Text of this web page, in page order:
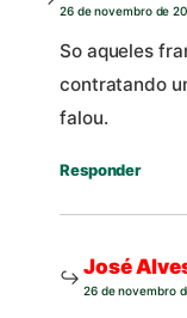
26 de novembro de
So aqueles
contratando
falou.
Responder
José
26 de novembro